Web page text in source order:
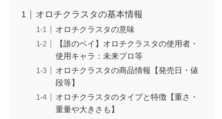
オロチクラスタの基本情報
オロチクラスタの意味
【誰のベイ】オロチクラスタの使用者・
使用キャラ：未来プロ等
オロチクラスタの商品情報【発売日・値
段等】
オロチクラスタのタイプと特徴【重さ・
重量や大きさも】